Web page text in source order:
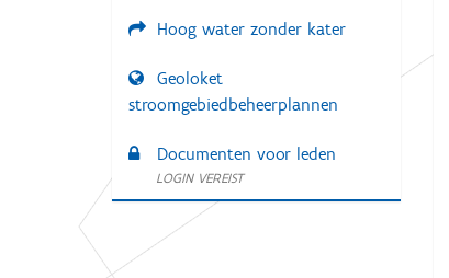
Hoog water zonder kater
Geoloket
stroomgebiedbeheerplannen
Documenten voor leden
LOGIN VEREIST